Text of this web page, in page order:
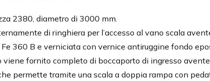
2380, diametro di 3000 mm.
di ringhiera per l’accesso al vano scala
360 B e verniciata con vernice antiruggine fondo
viene fornito completo di boccaporto di ingresso
permette tramite una scala a doppia rampa con